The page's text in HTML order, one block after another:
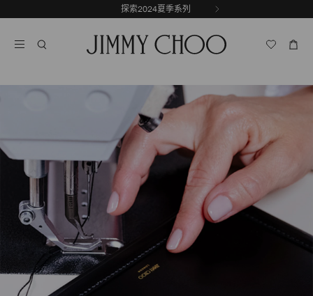
至前
张
探索2024夏季系列